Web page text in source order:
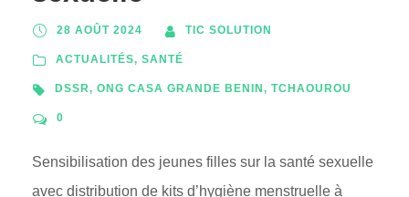
28 AOÛT 2024 TIC SOLUTION
ACTUALITÉS, SANTÉ
DSSR, ONG CASA GRANDE BENIN , TCHAOUROU
0
Sensibilisation des jeunes filles sur la santé sexuelle
avec distribution de kits d’hygiène menstruelle à